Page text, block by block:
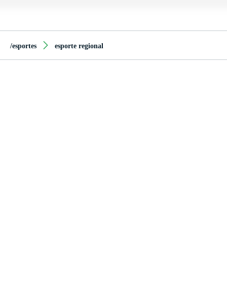
/esportes esporte regional